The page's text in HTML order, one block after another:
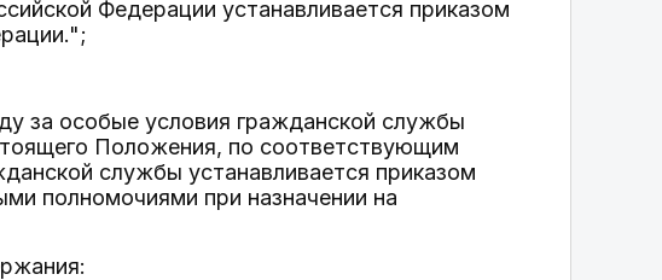
Федерации устанавливается приказом
за особые условия гражданской службы
Положения, по соответствующим
службы устанавливается приказом
полномочиями при назначении на